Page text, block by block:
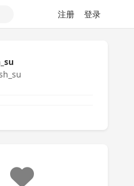
注册 登录